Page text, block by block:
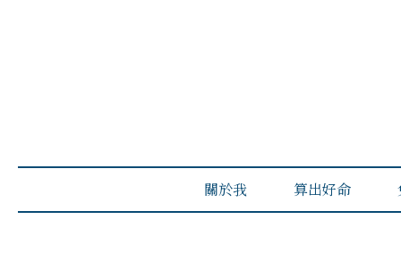
關於我 算出好命